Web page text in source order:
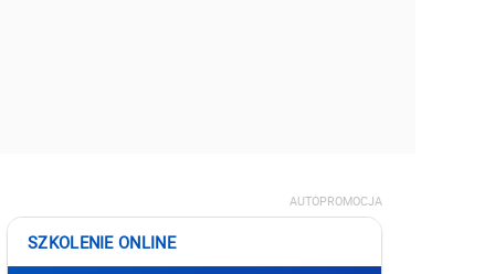
AUTOPROMOCJA
SZKOLENIE ONLINE